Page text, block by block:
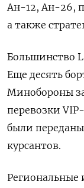
Ан-12, Ан-26,
а также
Большинство
Еще десять
Минобороны
перевозки
были
курсантов.